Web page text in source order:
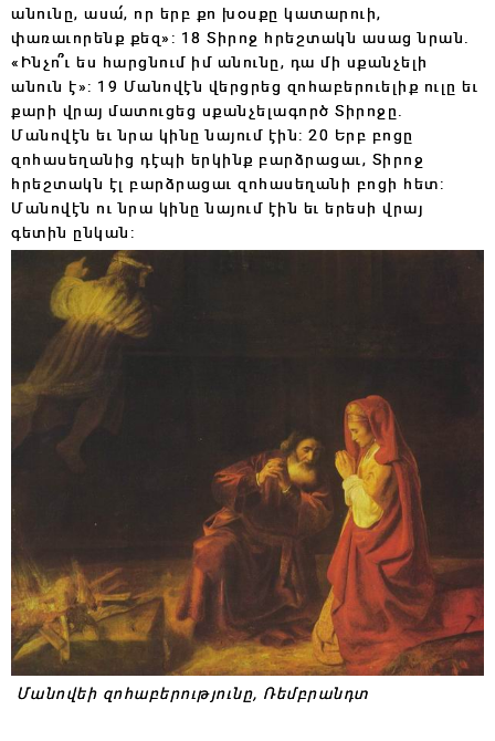
անունը, ասա՛, որ երբ քո խօսքը կատարուի,
փառաւորենք քեզ»: 18 Տիրոջ հրեշտակն ասաց նրան.
«Ինչո՞ւ ես հարցնում իմ անունը, դա մի սքանչելի
անուն է»: 19 Մանովէն վերցրեց զոհաբերուելիք ուլը եւ
քարի վրայ մատուցեց սքանչելագործ Տիրոջը.
Մանովէն եւ նրա կինը նայում էին: 20 Երբ բոցը
զոհասեղանից դէպի երկինք բարձրացաւ, Տիրոջ
հրեշտակն էլ բարձրացաւ զոհասեղանի բոցի հետ:
Մանովէն ու նրա կինը նայում էին եւ երեսի վրայ
գետին ընկան:
Մանովեի զոհաբերությունը, Ռեմբրանդտ